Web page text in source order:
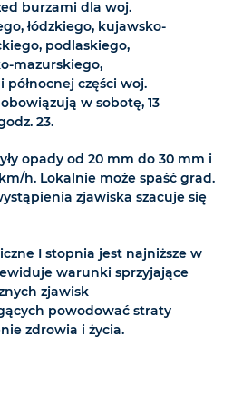
burzami dla woj.
łódzkiego, kujawsko-
podlaskiego,
mazurskiego,
części woj.
w sobotę, 13
23.
opady od 20 mm do 30 mm i
h. Lokalnie może spaść grad.
zjawiska szacuje się
I stopnia jest najniższe w
warunki sprzyjające
zjawisk
powodować straty
zdrowia i życia.